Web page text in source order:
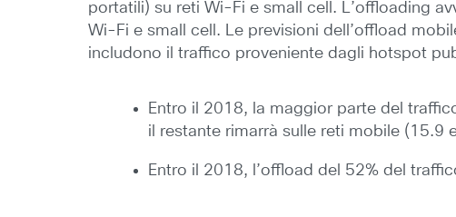
portatili) su reti Wi-Fi e small cell. L’offloading
Wi-Fi e small cell. Le previsioni dell’offload
includono il traffico proveniente dagli hotspot
Entro il 2018, la maggior parte del
il restante rimarrà sulle reti mobile (15.9
Entro il 2018, l’offload del 52% del